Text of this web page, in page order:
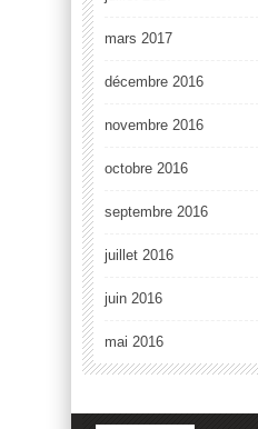
mars 2017
décembre 2016
novembre 2016
octobre 2016
septembre 2016
juillet 2016
juin 2016
mai 2016